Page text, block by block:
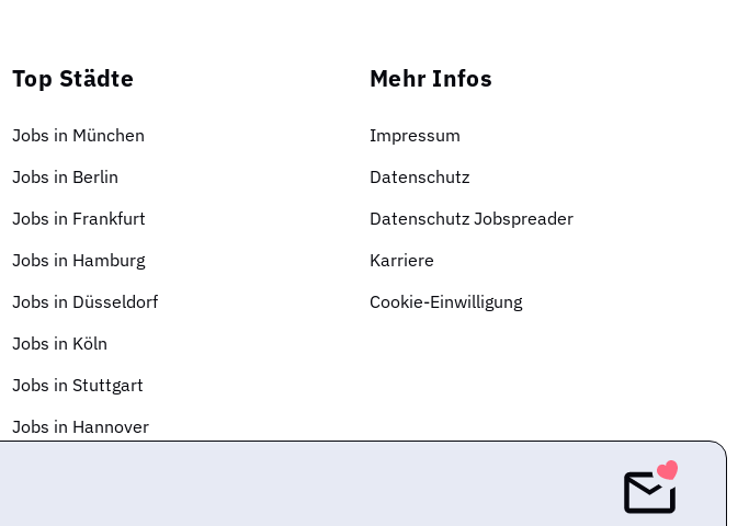
Top Städte
Jobs in München
Jobs in Berlin
Jobs in Frankfurt
Jobs in Hamburg
Jobs in Düsseldorf
Jobs in Köln
Jobs in Stuttgart
Jobs in Hannover
Mehr Infos
Impressum
Datenschutz
Datenschutz Jobspreader
Karriere
Cookie-Einwilligung